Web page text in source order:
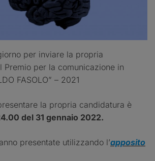
per inviare la propria
Premio per la comunicazione in
FASOLO” – 2021
la propria candidatura è
del 31 gennaio 2022.
presentate utilizzando l’apposito